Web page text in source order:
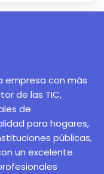
empresa con más
de las TIC,
de
para hogares,
públicas,
un excelente